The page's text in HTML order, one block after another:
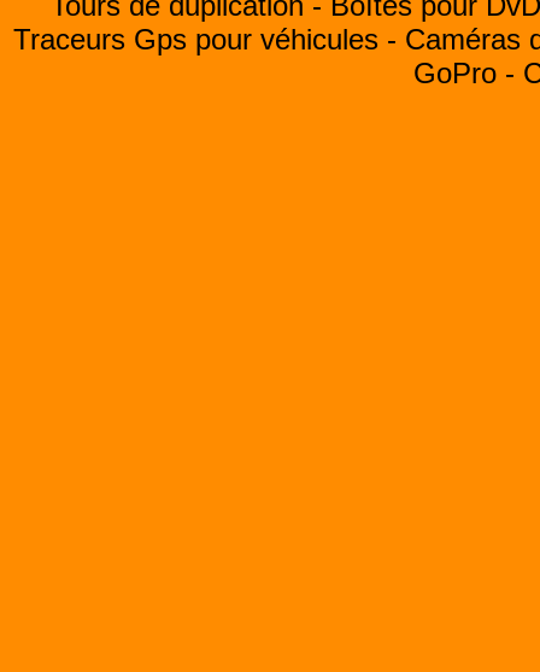
Traceurs Gps pour véhicules - Caméras
GoPro -